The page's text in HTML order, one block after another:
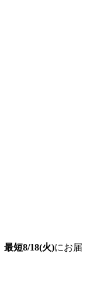
最短8/18(火)にお届